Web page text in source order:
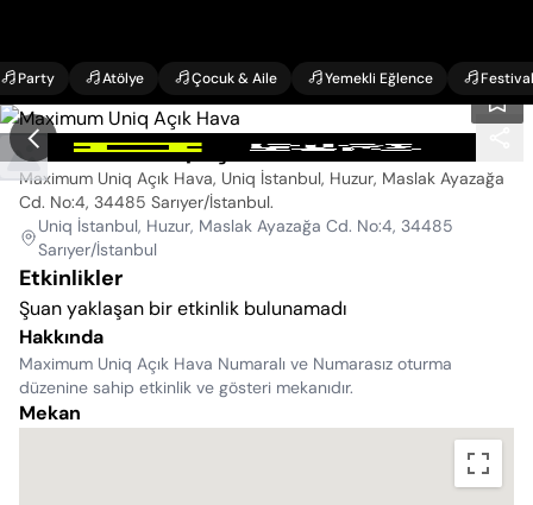
Party Atölye Çocuk & Aile Yemekli Eğlence Festival
Maximum Uniq Açık Hava
Maximum Uniq Açık Hava, Uniq İstanbul, Huzur, Maslak Ayazağa
Cd. No:4, 34485 Sarıyer/İstanbul.
Uniq İstanbul, Huzur, Maslak Ayazağa Cd. No:4, 34485
Sarıyer/İstanbul
Etkinlikler
Şuan yaklaşan bir etkinlik bulunamadı
Hakkında
Maximum Uniq Açık Hava Numaralı ve Numarasız oturma
düzenine sahip etkinlik ve gösteri mekanıdır.
Mekan